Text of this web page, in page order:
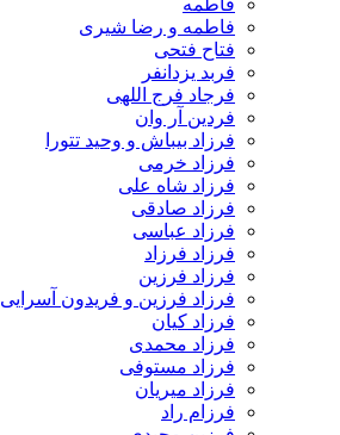
فاطمه
فاطمه و رضا شیری
فتاح فتحی
فربد یزدانفر
فرجاد فرج اللهی
فردین آر وان
فرزاد بیباش و وحید تتورا
فرزاد خرمی
فرزاد شاه علی
فرزاد صادقی
فرزاد عباسی
فرزاد فرزاد
فرزاد فرزین
فرزاد فرزین و فریدون آسرایی
فرزاد کیان
فرزاد محمدی
فرزاد مستوفی
فرزاد میریان
فرزام راد